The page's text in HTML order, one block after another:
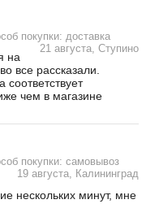
покупки: доставка
21 августа, Ступино
на
все рассказали.
соответствует
чем в магазине
покупки: самовывоз
19 августа, Калининград
нескольких минут, мне